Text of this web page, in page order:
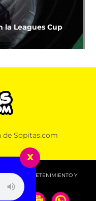
la Leagues Cup
de Sopitas.com
ENTRETENIMIENTO Y
x